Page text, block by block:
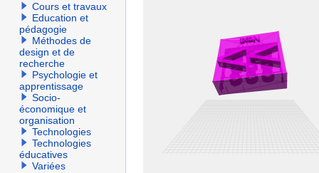
Cours et travaux
Education et
pédagogie
Méthodes de
design et de
recherche
Psychologie et
apprentissage
Socio-
économique et
organisation
Technologies
Technologies
éducatives
Variées